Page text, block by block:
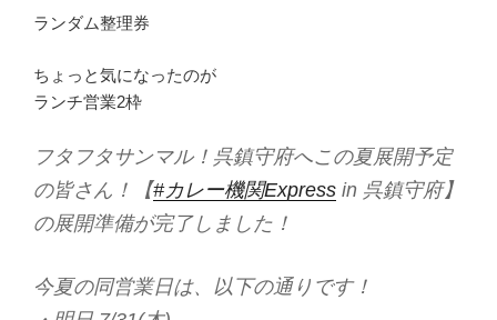
ランダム整理券
ちょっと気になったのが
ランチ営業2枠
フタフタサンマル！呉鎮守府へこの夏展開予定
の皆さん！【#カレー機関Express in 呉鎮守府】
の展開準備が完了しました！
今夏の同営業日は、以下の通りです！